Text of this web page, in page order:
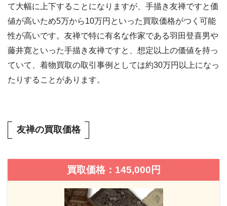
て大幅に上下することになりますが、手描き友禅ですと価
値が高いため5万から10万円といった買取価格がつく可能
性が高いです。友禅で特に有名な作家である羽田登喜男や
藤井寛といった手描き友禅ですと、想定以上の価値を持っ
ていて、着物買取の取引事例としては約30万円以上になっ
たりすることがあります。
友禅の買取価格
買取価格：145,000円